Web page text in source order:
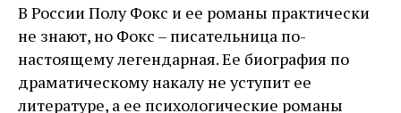
В России Полу Фокс и ее романы практически
не знают, но Фокс – писательница по-
настоящему легендарная. Ее биография по
драматическому накалу не уступит ее
литературе, а ее психологические романы